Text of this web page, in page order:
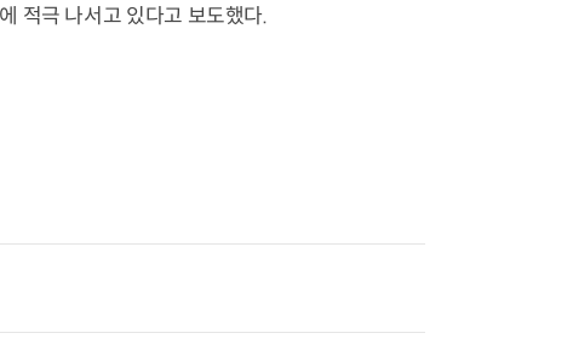
적극 나서고 있다고 보도했다.